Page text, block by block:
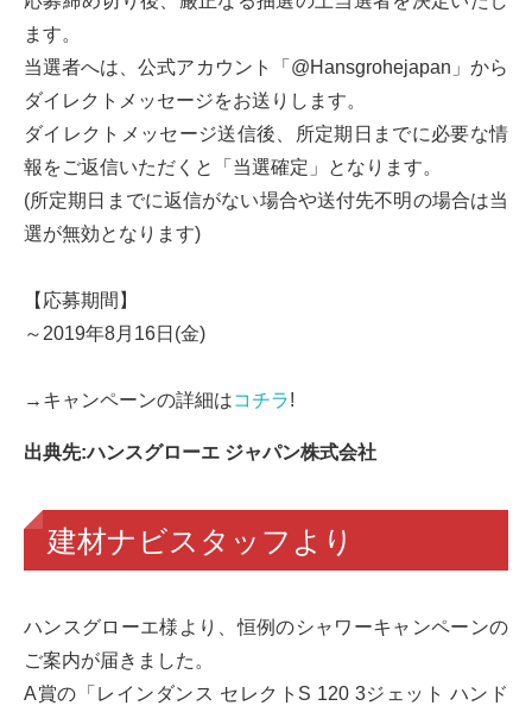
ます。
当選者へは、公式アカウント「@Hansgrohejapan」から
ダイレクトメッセージをお送りします。
ダイレクトメッセージ送信後、所定期日までに必要な情
報をご返信いただくと「当選確定」となります。
(所定期日までに返信がない場合や送付先不明の場合は当
選が無効となります)
【応募期間】
～2019年8月16日(金)
→キャンペーンの詳細はコチラ!
出典先:ハンスグローエ ジャパン株式会社
建材ナビスタッフより
ハンスグローエ様より、恒例のシャワーキャンペーンの
ご案内が届きました。
A賞の「レインダンス セレクトS 120 3ジェット ハンド